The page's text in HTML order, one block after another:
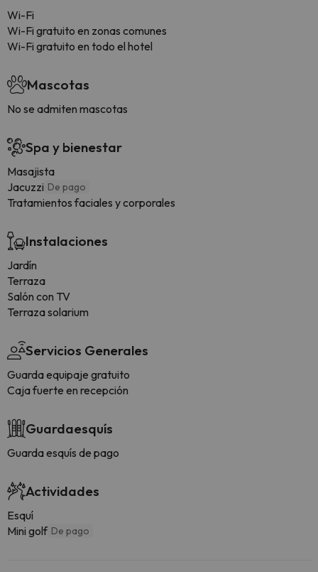
Wi-Fi
Wi-Fi gratuito en zonas comunes
Wi-Fi gratuito en todo el hotel
Mascotas
No se admiten mascotas
Spa y bienestar
Masajista
Jacuzzi De pago
Tratamientos faciales y corporales
Instalaciones
Jardín
Terraza
Salón con TV
Terraza solarium
Servicios Generales
Guarda equipaje gratuito
Caja fuerte en recepción
Guardaesquís
Guarda esquís de pago
Actividades
Esquí
Mini golf De pago